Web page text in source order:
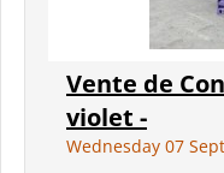
Vente de
violet -
Wednesday 07